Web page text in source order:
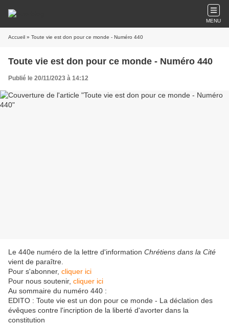
MENU
Accueil » Toute vie est don pour ce monde - Numéro 440
Toute vie est don pour ce monde - Numéro 440
Publié le 20/11/2023 à 14:12
Le 440e numéro de la lettre d'information Chrétiens dans la Cité
vient de paraître.
Pour s'abonner, cliquer ici
Pour nous soutenir, cliquer ici
Au sommaire du numéro 440 :
EDITO : Toute vie est un don pour ce monde - La déclation des
évêques contre l'incription de la liberté d'avorter dans la
constitution